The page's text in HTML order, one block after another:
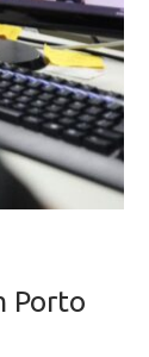
Porto